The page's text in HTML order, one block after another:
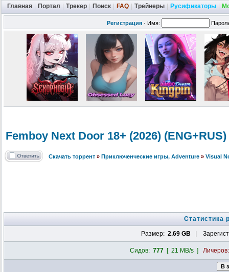
Главная Портал Трекер Поиск FAQ Трейнеры Русификаторы
Регистрация · Имя:
Femboy Next Door 18+ (2026)
Скачать торрент » Приключенческие игры, Adventure » Visual
Статистика
Размер: 2.69 GB |
Сидов: 777[ 21 MB/s ]